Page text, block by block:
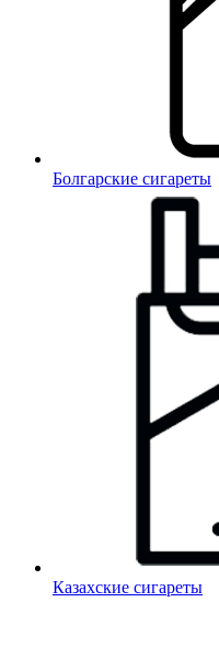
Болгарские сигареты
Казахские сигареты